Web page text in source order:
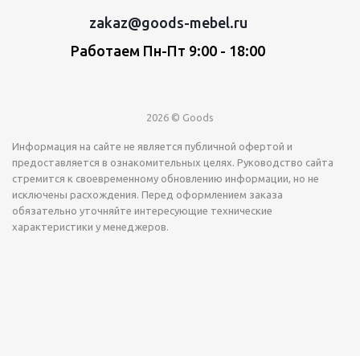
zakaz@goods-mebel.ru
Работаем Пн-Пт 9:00 - 18:00
2026 © Goods
Информация на сайте не является публичной офертой и
предоставляется в ознакомительных целях. Руководство сайта
стремится к своевременному обновлению информации, но не
исключены расхождения. Перед оформлением заказа
обязательно уточняйте интересующие технические
характеристики у менеджеров.